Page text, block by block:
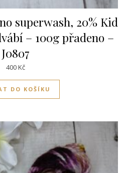
superwash, 20% Kid
– 100g přadeno –
J0807
400Kč
DO KOŠÍKU